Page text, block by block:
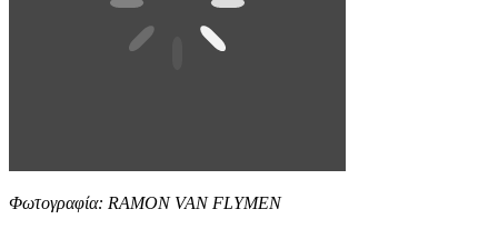
Φωτογραφία: RAMON VAN FLYMEN